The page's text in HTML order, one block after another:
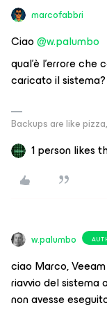
marcofabbri
Ciao@w.palumbo
qual’è l’errore
caricato il sistema?
Backups are like
1 person likes
w.palumbo
ciao Marco,
riavvio del sistema
non avesse